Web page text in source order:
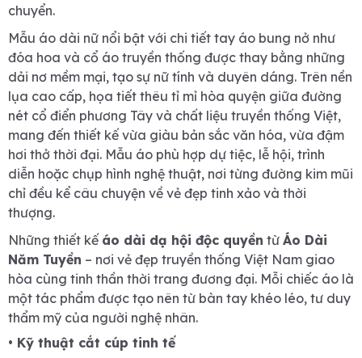
chuyển.
Mẫu áo dài nữ nổi bật với chi tiết tay áo bung nở như
đóa hoa và cổ áo truyền thống được thay bằng những
dải nơ mềm mại, tạo sự nữ tính và duyên dáng. Trên nền
lụa cao cấp, họa tiết thêu tỉ mỉ hòa quyện giữa đường
nét cổ điển phương Tây và chất liệu truyền thống Việt,
mang đến thiết kế vừa giàu bản sắc văn hóa, vừa đậm
hơi thở thời đại. Mẫu áo phù hợp dự tiệc, lễ hội, trình
diễn hoặc chụp hình nghệ thuật, nơi từng đường kim mũi
chỉ đều kể câu chuyện về vẻ đẹp tinh xảo và thời
thượng.
Những thiết kế áo dài dạ hội độc quyền từ Áo Dài
Năm Tuyền – nơi vẻ đẹp truyền thống Việt Nam giao
hòa cùng tinh thần thời trang đương đại. Mỗi chiếc áo là
một tác phẩm được tạo nên từ bàn tay khéo léo, tư duy
thẩm mỹ của người nghệ nhân.
• Kỹ thuật cắt cúp tinh tế